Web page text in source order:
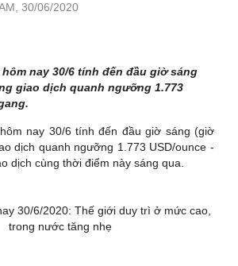
30/06/2020
nay 30/6 tính đến đầu giờ sáng
giao dịch quanh ngưỡng 1.773
nay 30/6 tính đến đầu giờ sáng (giờ
dịch quanh ngưỡng 1.773 USD/ounce -
dịch cùng thời điểm này sáng qua.